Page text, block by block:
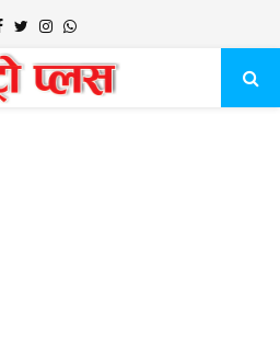
Facebook
TwitterInstagram
Whatsapp